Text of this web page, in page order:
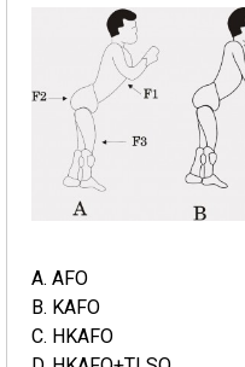
A. AFO
B. KAFO
C. HKAFO